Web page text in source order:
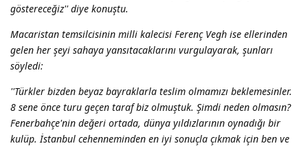
göstereceğiz'' diye konuştu.
Macaristan temsilcisinin milli kalecisi Ferenç Vegh ise ellerinden
gelen her şeyi sahaya yansıtacaklarını vurgulayarak, şunları
söyledi:
''Türkler bizden beyaz bayraklarla teslim olmamızı beklemesinler.
8 sene önce turu geçen taraf biz olmuştuk. Şimdi neden olmasın?
Fenerbahçe'nin değeri ortada, dünya yıldızlarının oynadığı bir
kulüp. İstanbul cehenneminden en iyi sonuçla çıkmak için ben ve